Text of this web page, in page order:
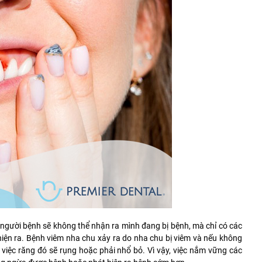
bệnh sẽ không thể nhận ra mình đang bị bệnh, mà chỉ có các
ra. Bệnh viêm nha chu xảy ra do nha chu bị viêm và nếu không
răng đó sẽ rụng hoặc phải nhổ bỏ. Vì vậy, việc nắm vững các